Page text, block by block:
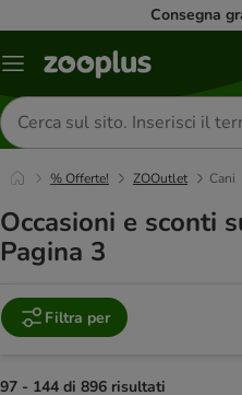
Consegna
Overview
Cerca
prodotti
% Offerte! ZOOutlet Cani
Occasioni e sconti
Pagina 3
Filtra per
97 - 144 di 896 risultati